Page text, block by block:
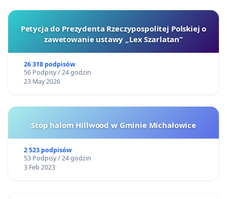
Petycja do Prezydenta Rzeczypospolitej Polskiej o
zawetowanie ustawy „Lex Szarlatan”
26 318 podpisów
56 Podpisy / 24 godzin
23 May 2026
Stop halom Hillwood w Gminie Michałowice
2 523 podpisów
53 Podpisy / 24 godzin
3 Feb 2023